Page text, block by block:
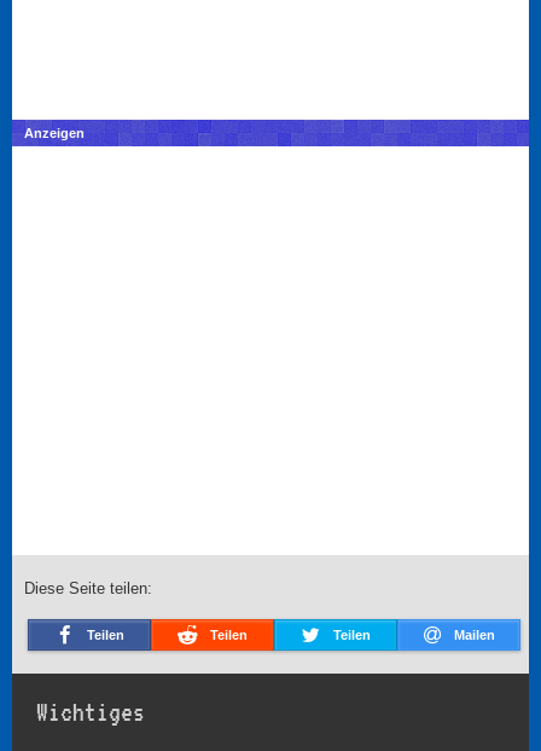
Anzeigen
Diese Seite teilen:
Teilen Teilen Teilen Mailen
Wichtiges